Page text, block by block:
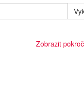
Zobrazit